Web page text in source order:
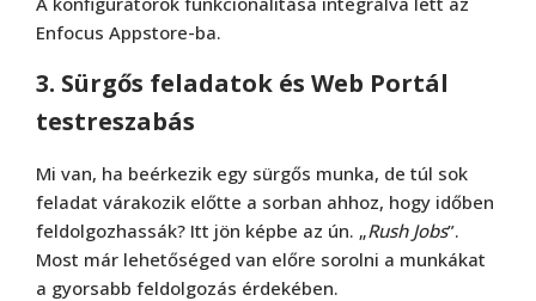
Enfocus Appstore-ba.
3. Sürgős feladatok és Web Portál
testreszabás
Mi van, ha beérkezik egy sürgős munka, de túl sok
feladat várakozik előtte a sorban ahhoz, hogy időben
feldolgozhassák? Itt jön képbe az ún. „Rush Jobs”.
Most már lehetőséged van előre sorolni a munkákat
a gyorsabb feldolgozás érdekében.